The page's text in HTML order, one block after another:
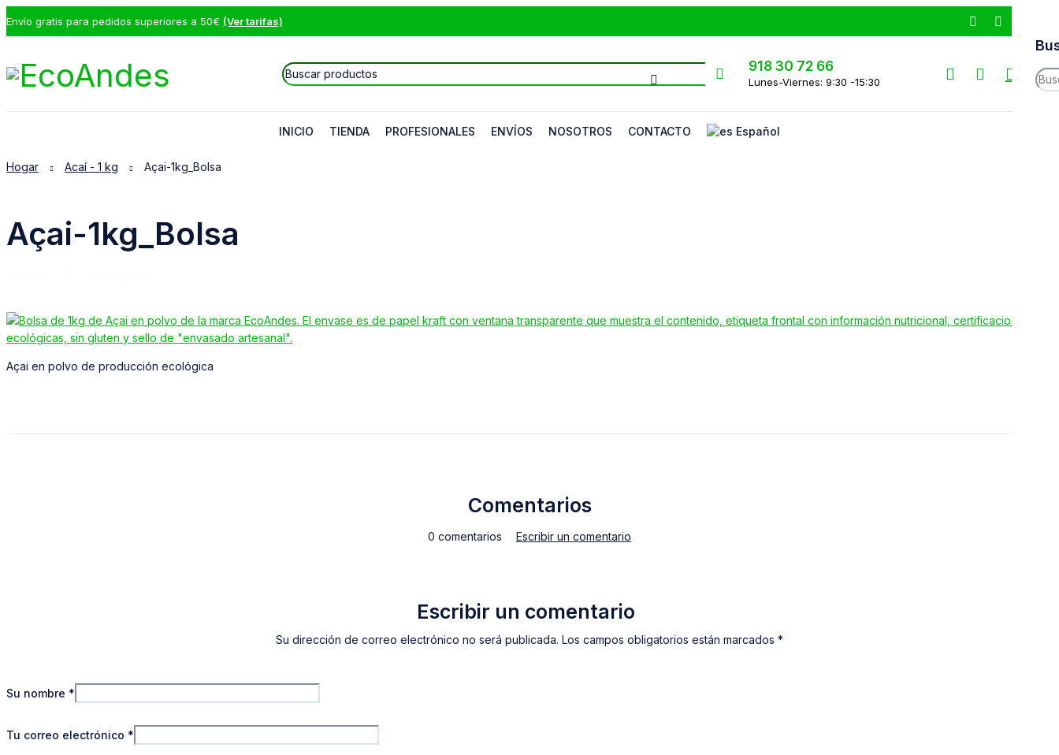
Envío gratis para pedidos superiores a 50€ (Ver tarifas)
918 30 72 66
Lunes-Viernes: 9:30 -15:30
INICIO TIENDA PROFESIONALES ENVÍOS NOSOTROS CONTACTO Español
Hogar Acaí - 1 kg Açai-1kg_Bolsa
Açai-1kg_Bolsa
Açai en polvo de producción ecológica
Comentarios
0 comentarios Escribir un comentario
Escribir un comentario
Su dirección de correo electrónico no será publicada. Los campos obligatorios están marcados *
Su nombre *
Tu correo electrónico *